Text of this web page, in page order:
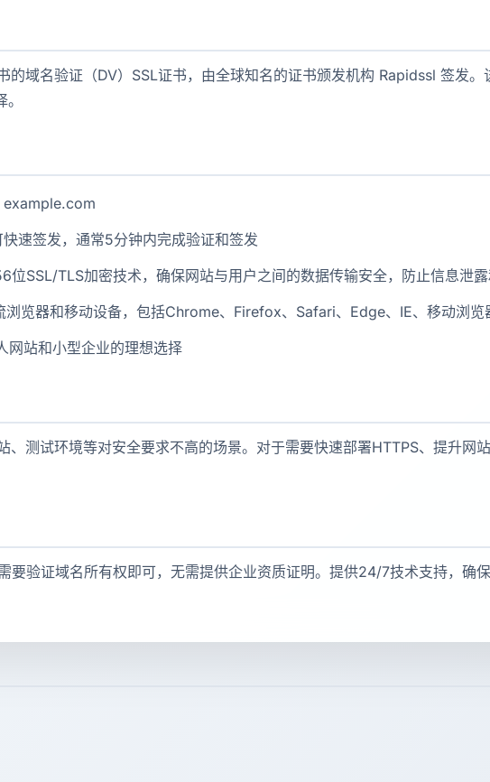
域名验证（DV）SSL证书，由全球知名的证书颁发机构 Rapidssl 签发
example.com
速签发，通常5分钟内完成验证和签发
位SSL/TLS加密技术，确保网站与用户之间的数据传输安全，防止信息泄
浏览器和移动设备，包括Chrome、Firefox、Safari、Edge、IE、移动浏览
网站和小型企业的理想选择
、测试环境等对安全要求不高的场景。对于需要快速部署HTTPS、提升网
要验证域名所有权即可，无需提供企业资质证明。提供24/7技术支持，确保